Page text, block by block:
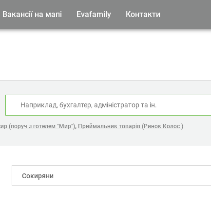
Вакансії на мапі Evafamily Контакти
(поруч з готелем "Мир"), Приймальник товарів (Ринок Колос )
Сокиряни